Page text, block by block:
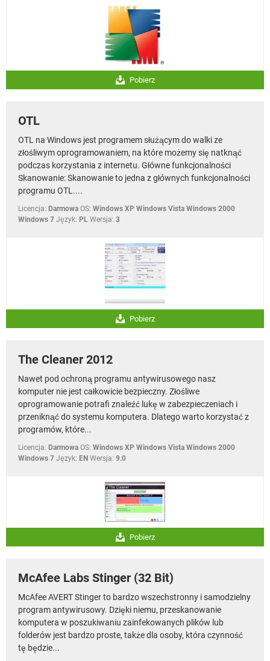
Pobierz
OTL
OTL na Windows jest programem służącym do walki ze
złośliwym oprogramowaniem, na które możemy się natknąć
podczas korzystania z internetu. Główne funkcjonalności
Skanowanie: Skanowanie to jedna z głównych funkcjonalności
programu OTL....
Licencja: Darmowa OS: Windows XP Windows Vista Windows 2000
Windows 7 Język: PL Wersja: 3
Pobierz
The Cleaner 2012
Nawet pod ochroną programu antywirusowego nasz
komputer nie jest całkowicie bezpieczny. Złośliwe
oprogramowanie potrafi znaleźć lukę w zabezpieczeniach i
przeniknąć do systemu komputera. Dlatego warto korzystać z
programów, które...
Licencja: Darmowa OS: Windows XP Windows Vista Windows 2000
Windows 7 Język: EN Wersja: 9.0
Pobierz
McAfee Labs Stinger (32 Bit)
McAfee AVERT Stinger to bardzo wszechstronny i samodzielny
program antywirusowy. Dzięki niemu, przeskanowanie
komputera w poszukiwaniu zainfekowanych plików lub
folderów jest bardzo proste, także dla osoby, która czynność
tę będzie...